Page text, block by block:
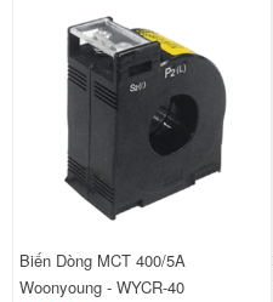
Biến Dòng MCT 400/5A
Woonyoung - WYCR-40